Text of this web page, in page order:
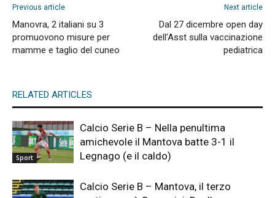
Previous article
Manovra, 2 italiani su 3
promuovono misure per
mamme e taglio del cuneo
Next article
Dal 27 dicembre open day
dell’Asst sulla vaccinazione
pediatrica
RELATED ARTICLES
Sport
Calcio Serie B – Nella penultima
amichevole il Mantova batte 3-1 il
Legnago (e il caldo)
Calcio Serie B – Mantova, il terzo